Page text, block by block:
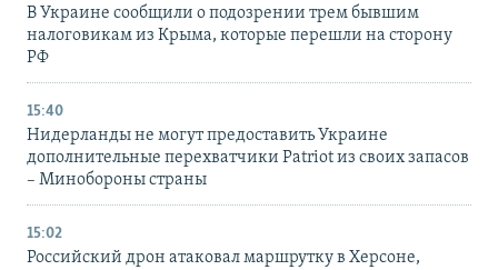
В Украине сообщили о подозрении трем бывшим
налоговикам из Крыма, которые перешли на сторону
РФ
15:40
Нидерланды не могут предоставить Украине
дополнительные перехватчики Patriot из своих запасов
– Минобороны страны
15:02
Российский дрон атаковал маршрутку в Херсоне,